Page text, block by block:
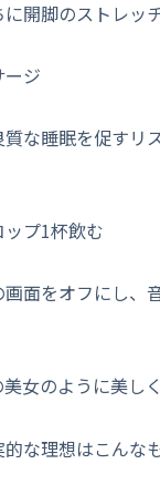
に開脚のストレッ
ージ
質な睡眠を促すリ
ップ1杯飲む
画面をオフにし、
女のように美しく
な理想はこんな